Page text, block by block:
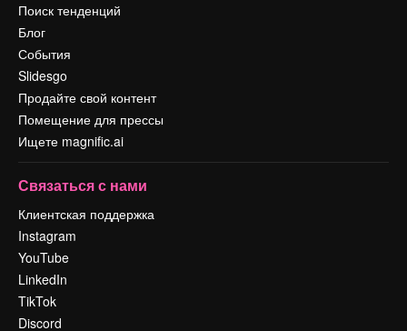
Поиск тенденций
Блог
События
Slidesgo
Продайте свой контент
Помещение для прессы
Ищете magnific.ai
Связаться с нами
Клиентская поддержка
Instagram
YouTube
LinkedIn
TikTok
Discord